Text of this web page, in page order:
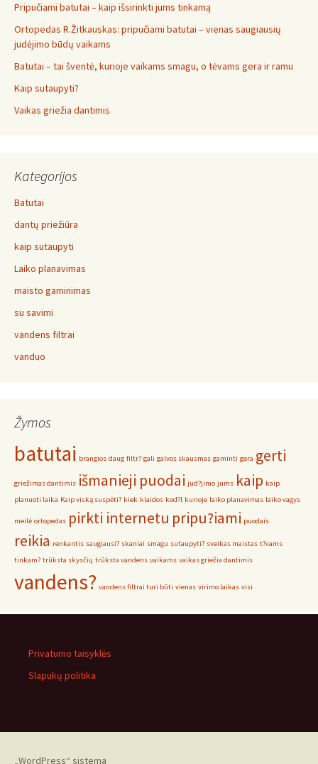
Pripučiami batutai – kaip išsirinkti jums tinkamą
Ortopedas R.Žitkauskas: pripučiami batutai – vienas saugiausių
judėjimo būdų vaikams
Batutai – tai šventė, kurioje vaikams smagu, o tėvams gera ir ramu
Kaip sutaupyti?
Vaikas griežia dantimis
Kategorijos
Batutai
dantų priežiūra
kaip sutaupyti
Laiko planavimas
maisto gaminimas
su savimi
vandens filtrai
vanduo
Žymos
batutai brangios daug filtr? gali galvos skausmas gaminti gera gerti
griežimas dantimis išmanieji puodai jud?jimo jums kaip kaip
planuoti laika Kaip viską suspėti? kiek klaidos kod?l kurioje laiko planavimas laiko vagys
meilė ortopedas pirkti internetu pripu?iami puodais
reikia renkantis saugiausi? skaniai smagu sutaupyti? sveikas maistas t?vams
tinkam? trūksta skysčių trūksta vandens vaikams vaikas griežia dantimis
vandens? vandens filtrai turi būti vienas virimo laikas visi
Privatumo taisyklės
Slapukų politika
„WordPress“ sistema